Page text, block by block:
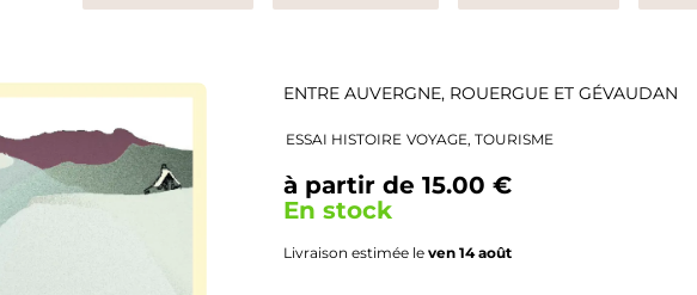
ENTRE AUVERGNE, ROUERGUE ET GÉVAUDAN
ESSAI HISTOIRE VOYAGE, TOURISME
à partir de 15.00 €
En stock
Livraison estimée leven 14 août